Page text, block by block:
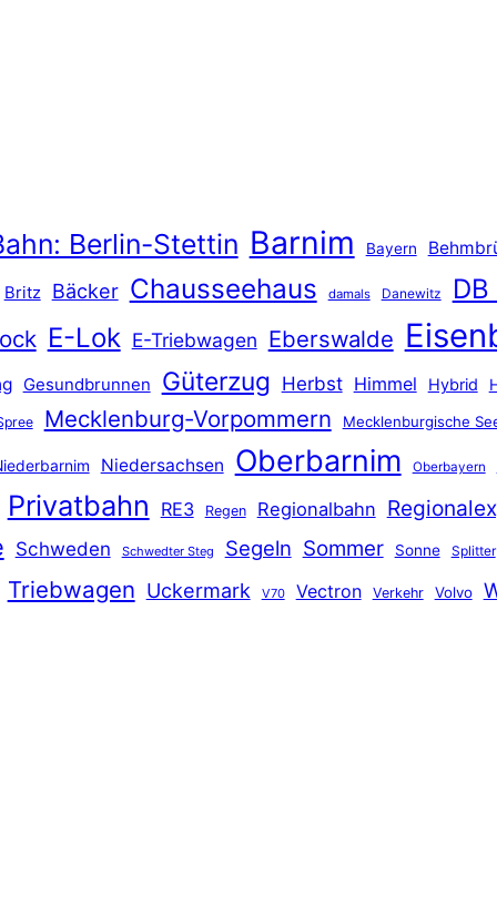
Berlin-Stettin Barnim Bayern
Britz Bäcker Chausseehaus damals Danewitz DB
E-Lok E-Triebwagen Eberswalde
Gesundbrunnen Güterzug Herbst Himmel Hybrid
Mecklenburg-Vorpommern Mecklenburgische
Niedersachsen Oberbarnim Oberbayern
Privatbahn RE3 Regen Regionalbahn
Schweden Schwedter Steg Segeln Sommer Sonne Splitter
Triebwagen Uckermark V70 Vectron Verkehr Volvo